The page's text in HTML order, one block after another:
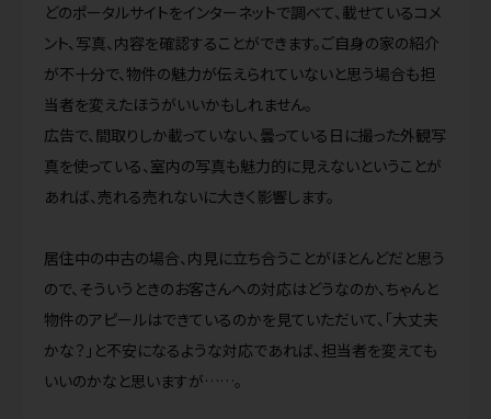
どのポータルサイトをインターネットで調べて、載せているコメ
ント、写真、内容を確認することができます。ご自身の家の紹介
が不十分で、物件の魅力が伝えられていないと思う場合も担
当者を変えたほうがいいかもしれません。
広告で、間取りしか載っていない、曇っている日に撮った外観写
真を使っている、室内の写真も魅力的に見えないということが
あれば、売れる売れないに大きく影響します。
居住中の中古の場合、内見に立ち合うことがほとんどだと思う
ので、そういうときのお客さんへの対応はどうなのか、ちゃんと
物件のアピールはできているのかを見ていただいて、「大丈夫
かな？」と不安になるような対応であれば、担当者を変えても
いいのかなと思いますが……。